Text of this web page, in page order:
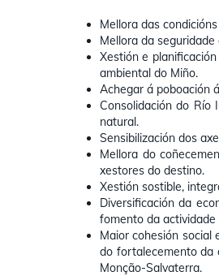
Mellora das
Mellora da
Xestión e
ambiental do Miño.
Achegar á poboación
Consolidación do Río
natural.
Sensibilización dos
Mellora do
xestores do destino.
Xestión sostible,
Diversificación da
fomento da
Maior cohesión social
do fortalecemento da
Monção-Salvaterra.